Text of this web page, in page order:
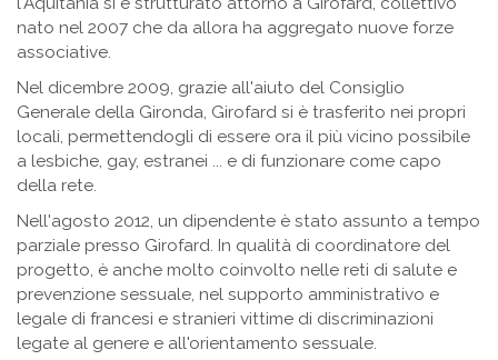
nato nel 2007 che da allora ha aggregato nuove forze
associative.
Nel dicembre 2009, grazie all'aiuto del Consiglio
Generale della Gironda, Girofard si è trasferito nei propri
locali, permettendogli di essere ora il più vicino possibile
a lesbiche, gay, estranei ... e di funzionare come capo
della rete.
Nell'agosto 2012, un dipendente è stato assunto a tempo
parziale presso Girofard. In qualità di coordinatore del
progetto, è anche molto coinvolto nelle reti di salute e
prevenzione sessuale, nel supporto amministrativo e
legale di francesi e stranieri vittime di discriminazioni
legate al genere e all'orientamento sessuale.